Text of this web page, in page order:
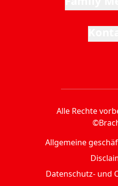
Alle Rechte
Allgemeine
Datenschutz- und